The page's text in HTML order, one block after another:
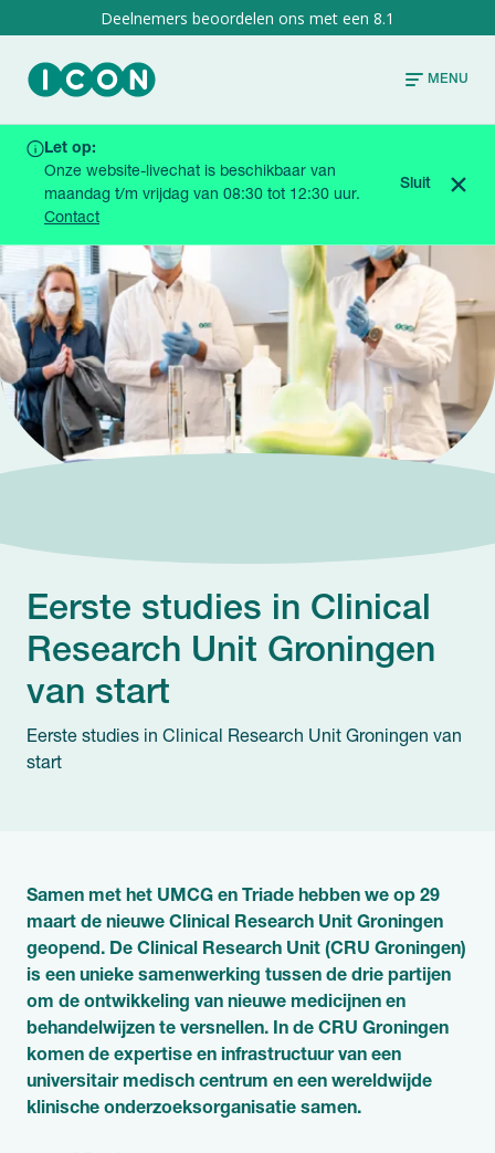
8.1
MENU
Let op:
Onze website-livechat is beschikbaar van
maandag t/m vrijdag van 08:30 tot 12:30 uur.
Contact
Sluit
HOME
EERSTE STUDIES IN CLINICAL RESEARCH UNIT
GRONINGEN VAN START
Eerste studies in Clinical
Research Unit Groningen
van start
Eerste studies in Clinical Research Unit Groningen van
start
Samen met het UMCG en Triade hebben we op 29
maart de nieuwe Clinical Research Unit Groningen
geopend. De Clinical Research Unit (CRU Groningen)
is een unieke samenwerking tussen de drie partijen
om de ontwikkeling van nieuwe medicijnen en
behandelwijzen te versnellen. In de CRU Groningen
komen de expertise en infrastructuur van een
universitair medisch centrum en een wereldwijde
klinische onderzoeksorganisatie samen.